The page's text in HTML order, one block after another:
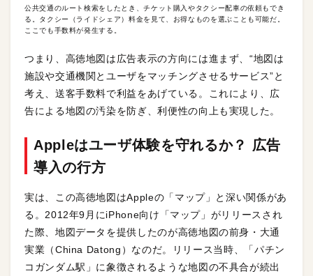
公共交通のルート検索をしたとき、チケット購入やタクシー配車の依頼もでき
る。タクシー（ライドシェア）料金を見て、お得なものを選ぶことも可能だ。
ここでも手数料が発生する。
つまり、高徳地図は広告表示の方向には進まず、“地図は
施設や交通機関とユーザをマッチングさせるサービス”と
考え、送客手数料で利益をあげている。これにより、広
告による地図の汚染を防ぎ、利便性の向上も実現した。
Appleはユーザ体験を守れるか？ 広告
導入の行方
実は、この高徳地図はAppleの「マップ」と深い関係があ
る。2012年9月にiPhone向け「マップ」がリリースされ
た際、地図データを提供したのが高徳地図の前身・大通
実業（China Datong）なのだ。リリース当時、「パチン
コガンダム駅」に象徴されるような地図の不具合が続出